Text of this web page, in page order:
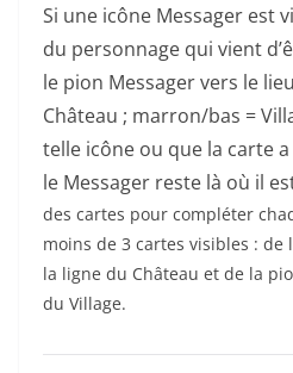
Si une icône Messager est
du personnage qui vient
le pion Messager vers le
Château ; marron/bas =
telle icône ou que la carte
le Messager reste là où il
des cartes pour compléter
moins de 3 cartes visibles : de
la ligne du Château et de la
du Village.